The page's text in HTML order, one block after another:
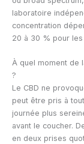
laboratoire
concentration
20 à 30 % pour
À quel moment de
?
Le CBD ne
peut être pris à
journée plus
avant le coucher.
en deux prises